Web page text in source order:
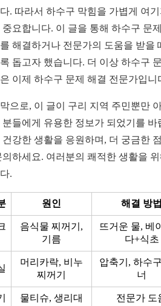
. 따라서 하수구 막힘을 가볍게 여
중요합니다. 이 글을 통해 하수구 문
해결하거나 전문가의 도움을 받을
돕고자 했습니다. 더 이상 하수구
이제 하수구 문제 해결 전문가입니
으로, 이 글이 구리 지역 주민뿐만
분들에게 유용한 정보가 되었기를
건강한 생활을 응원하며, 더 궁금한
의하세요. 여러분의 쾌적한 생활을
.
원인 해결 방법
음식물 찌꺼기,
기름
뜨거운 물, 베
다+식초
머리카락, 비누
찌꺼기
압축기, 하수
너
물티슈, 생리대 전문가 도